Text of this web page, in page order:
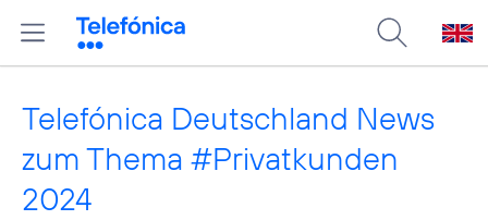
Telefónica Deutschland News
zum Thema #Privatkunden
2024